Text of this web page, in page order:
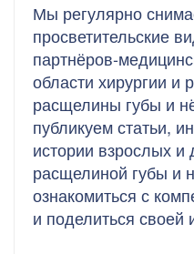
Мы регулярно
просветительские
партнёров-
области хирургии и
расщелины губы и
публикуем статьи,
истории взрослых и
расщелиной губы и
ознакомиться с
и поделиться своей